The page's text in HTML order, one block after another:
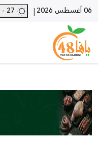
06 أغسطس 2026 |
أخبار محلية
أخبار يافا
SHORTS
أخبار اللد والرملة